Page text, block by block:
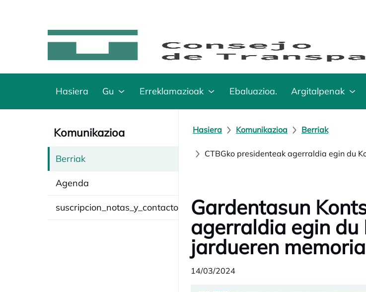
Hasiera Gu Erreklamazioak Ebaluazioa. Argitalpenak
Komunikazioa
Berriak
Agenda
suscripcion_notas_y_contacto
Hasiera Komunikazioa Berriak
CTBGko presidenteak agerraldia egin du
Gardentasun
agerraldia egin du
jardueren
14/03/2024